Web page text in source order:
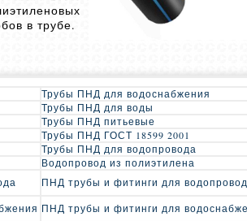
в трубе.
Трубы ПНД для водоснабжения
Трубы ПНД для воды
Трубы ПНД питьевые
Трубы ПНД ГОСТ 18599 2001
Трубы ПНД для водопровода
Водопровод из полиэтилена
ПНД трубы и фитинги для
ПНД трубы и фитинги для